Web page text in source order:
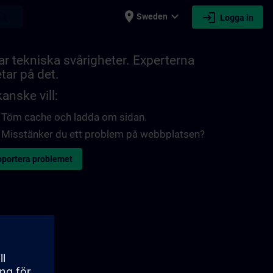
place Sweden expand_more login Logga in
tekniska svårigheter. Experterna
på det.
vill:
Töm cache och ladda om sidan.
Misstänker du ett problem på webbplatsen?
problemet